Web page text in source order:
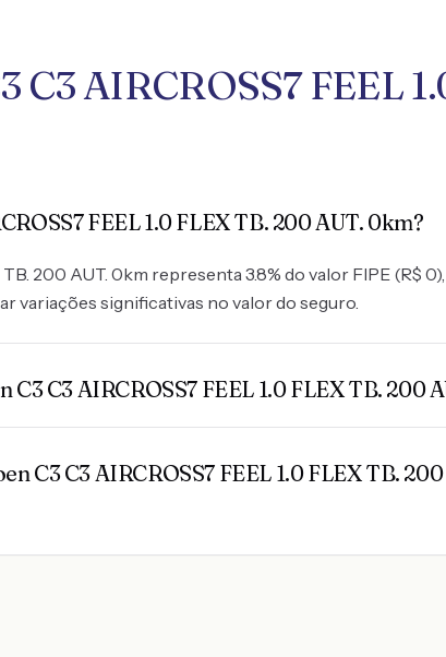
C3 AIRCROSS7 FEEL
FEEL 1.0 FLEX TB. 200 AUT. 0km?
200 AUT. 0km representa 3.8% do valor FIPE (R$
variações significativas no valor do seguro.
C3 AIRCROSS7 FEEL 1.0 FLEX TB. 200
C3 C3 AIRCROSS7 FEEL 1.0 FLEX TB. 200